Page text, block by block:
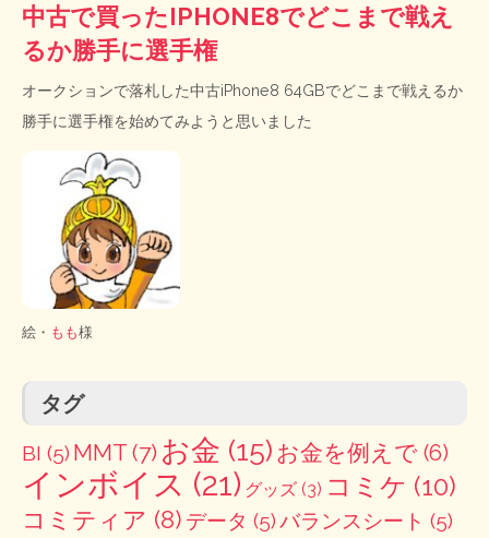
中古で買ったIPHONE8でどこまで戦え
るか勝手に選手権
オークションで落札した中古iPhone8 64GBでどこまで戦えるか
勝手に選手権を始めてみようと思いました
絵・ もも様
タグ
BI (5) MMT (7) お金 (15) お金を例えで (6)
インボイス (21) グッズ (3) コミケ (10)
コミティア (8) データ (5)バランスシート (5)